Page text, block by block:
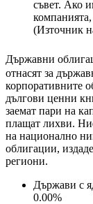
съвет. Ако
(Източник
Държавни
отнасят за
корпоративните
дългови ценни
заемат пари на
плащат лихви.
на национално
облигации,
региони.
Държави с
0.00%